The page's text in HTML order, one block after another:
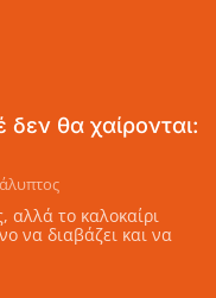
θα χαίρονται:
αλλά το καλοκαίρι
να διαβάζει και να